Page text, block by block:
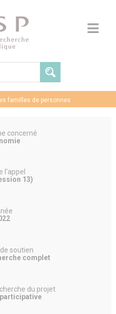
familles de personnes
concerné
l'appel
13)
soutien
complet
du projet